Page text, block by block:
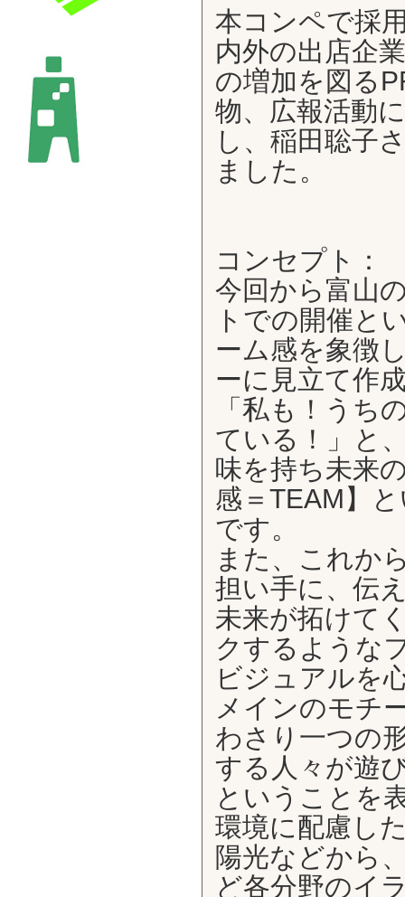
本コンペで採
内外の出店企
の増加を図る
物、広報活動
し、稲田聡子
ました。
コンセプト：
今回から富山
トでの開催と
ーム感を象徴
ーに見立て作
「私も！うち
ている！」と
味を持ち未来
感＝TEAM】
です。
また、これか
担い手に、伝
未来が拓けて
クするような
ビジュアルを
メインのモチ
わさり一つの
する人々が遊
ということを
環境に配慮し
陽光などから
ど各分野のイ